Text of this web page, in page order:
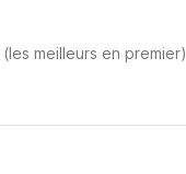
meilleurs en premier)